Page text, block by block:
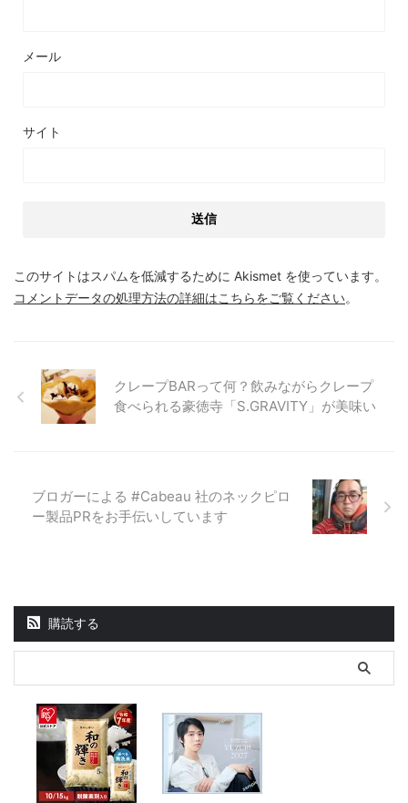
メール
サイト
このサイトはスパムを低減するために Akismet を使っています。
コメントデータの処理方法の詳細はこちらをご覧ください。
クレープBARって何？飲みながらクレープ
食べられる豪徳寺「S.GRAVITY」が美味い
ブロガーによる #Cabeau 社のネックピロ
ー製品PRをお手伝いしています
購読する